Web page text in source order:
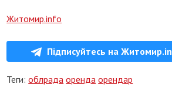
Житомир.info
Підписуйтесь на
Теги:облрада оренда орендар